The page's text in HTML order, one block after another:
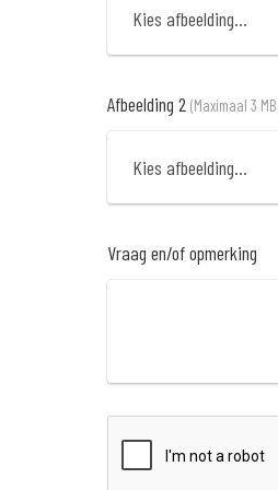
Kies afbeelding...
Afbeelding 2 (Maximaal 3
Kies afbeelding...
Vraag en/of opmerking